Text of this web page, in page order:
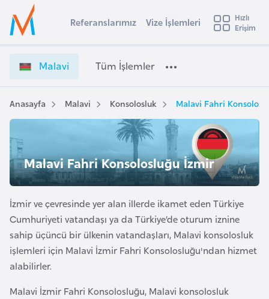
Ülke Seçimi
Başvuru yapmak istediğiniz ülkeyi seçin
Üye
Girişi
a
a
v
V
e
İ
ş
l
e
m
i
e
t
ş
i
Referanslarımız Vize İşlemleri
Hızlı
Erişim
Malavi Tüm İşlemler
Anasayfa Malavi Konsolosluk Malavi Fahri
Malavi Fahri Konsolosluğu İzmir
İzmir ve çevresinde yer alan illerde ikamet eden Türkiye
Cumhuriyeti vatandaşı ya da Türkiye’de oturum iznine
sahip üçüncü bir ülkenin vatandaşları, Malavi konsolosluk
işlemleri için Malavi İzmir Fahri Konsolosluğu'ndan hizmet
alabilirler.
Malavi İzmir Fahri Konsolosluğu, Malavi konsolosluk
s
t
r
a
A
v
u
t
u
r
y
a